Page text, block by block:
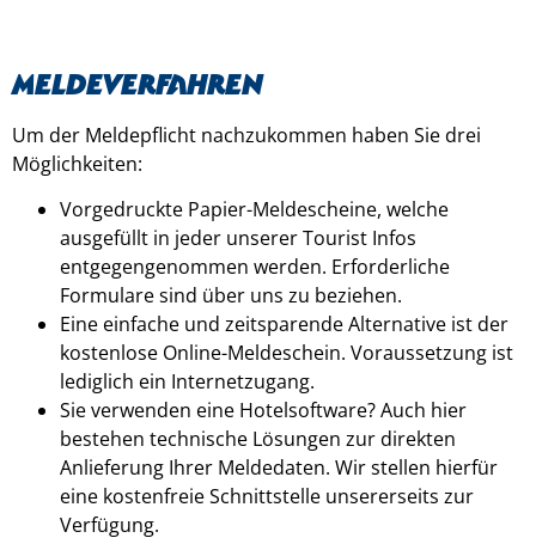
Meldeverfahren
Um der Meldepflicht nachzukommen haben Sie drei
Möglichkeiten:
Vorgedruckte Papier-Meldescheine, welche
ausgefüllt in jeder unserer Tourist Infos
entgegengenommen werden. Erforderliche
Formulare sind über uns zu beziehen.
Eine einfache und zeitsparende Alternative ist der
kostenlose Online-Meldeschein. Voraussetzung ist
lediglich ein Internetzugang.
Sie verwenden eine Hotelsoftware? Auch hier
bestehen technische Lösungen zur direkten
Anlieferung Ihrer Meldedaten. Wir stellen hierfür
eine kostenfreie Schnittstelle unsererseits zur
Verfügung.